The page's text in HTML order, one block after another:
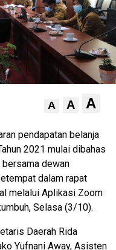
A A A
pendapatan belanja
2021 mulai dibahas
dewan
dalam rapat
melalui Aplikasi Zoom
Selasa (3/10).
Daerah Rida
Yufnani Away, Asisten